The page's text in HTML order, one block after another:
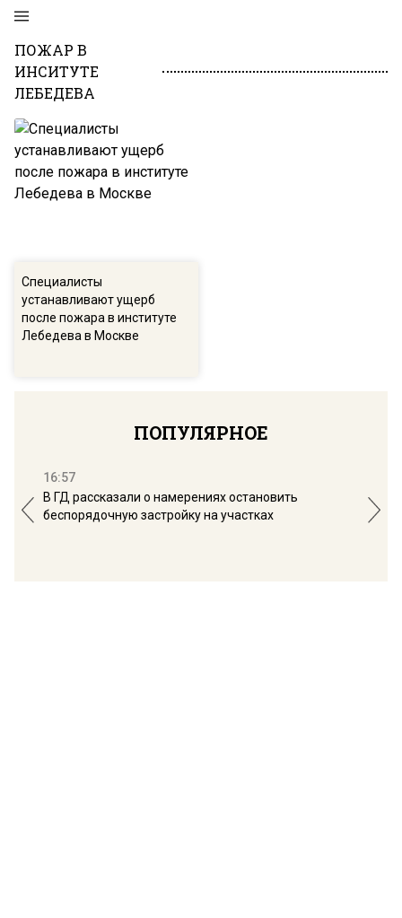
ПОЖАР В
ИНСИТУТЕ
ЛЕБЕДЕВА
Специалисты
устанавливают ущерб
после пожара в институте
Лебедева в Москве
ПОПУЛЯРНОЕ
16:57
В ГД рассказали о намерениях остановить
беспорядочную застройку на участках